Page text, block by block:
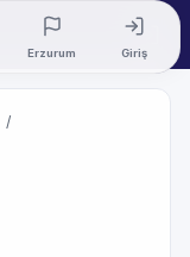
Erzurum Giriş
/